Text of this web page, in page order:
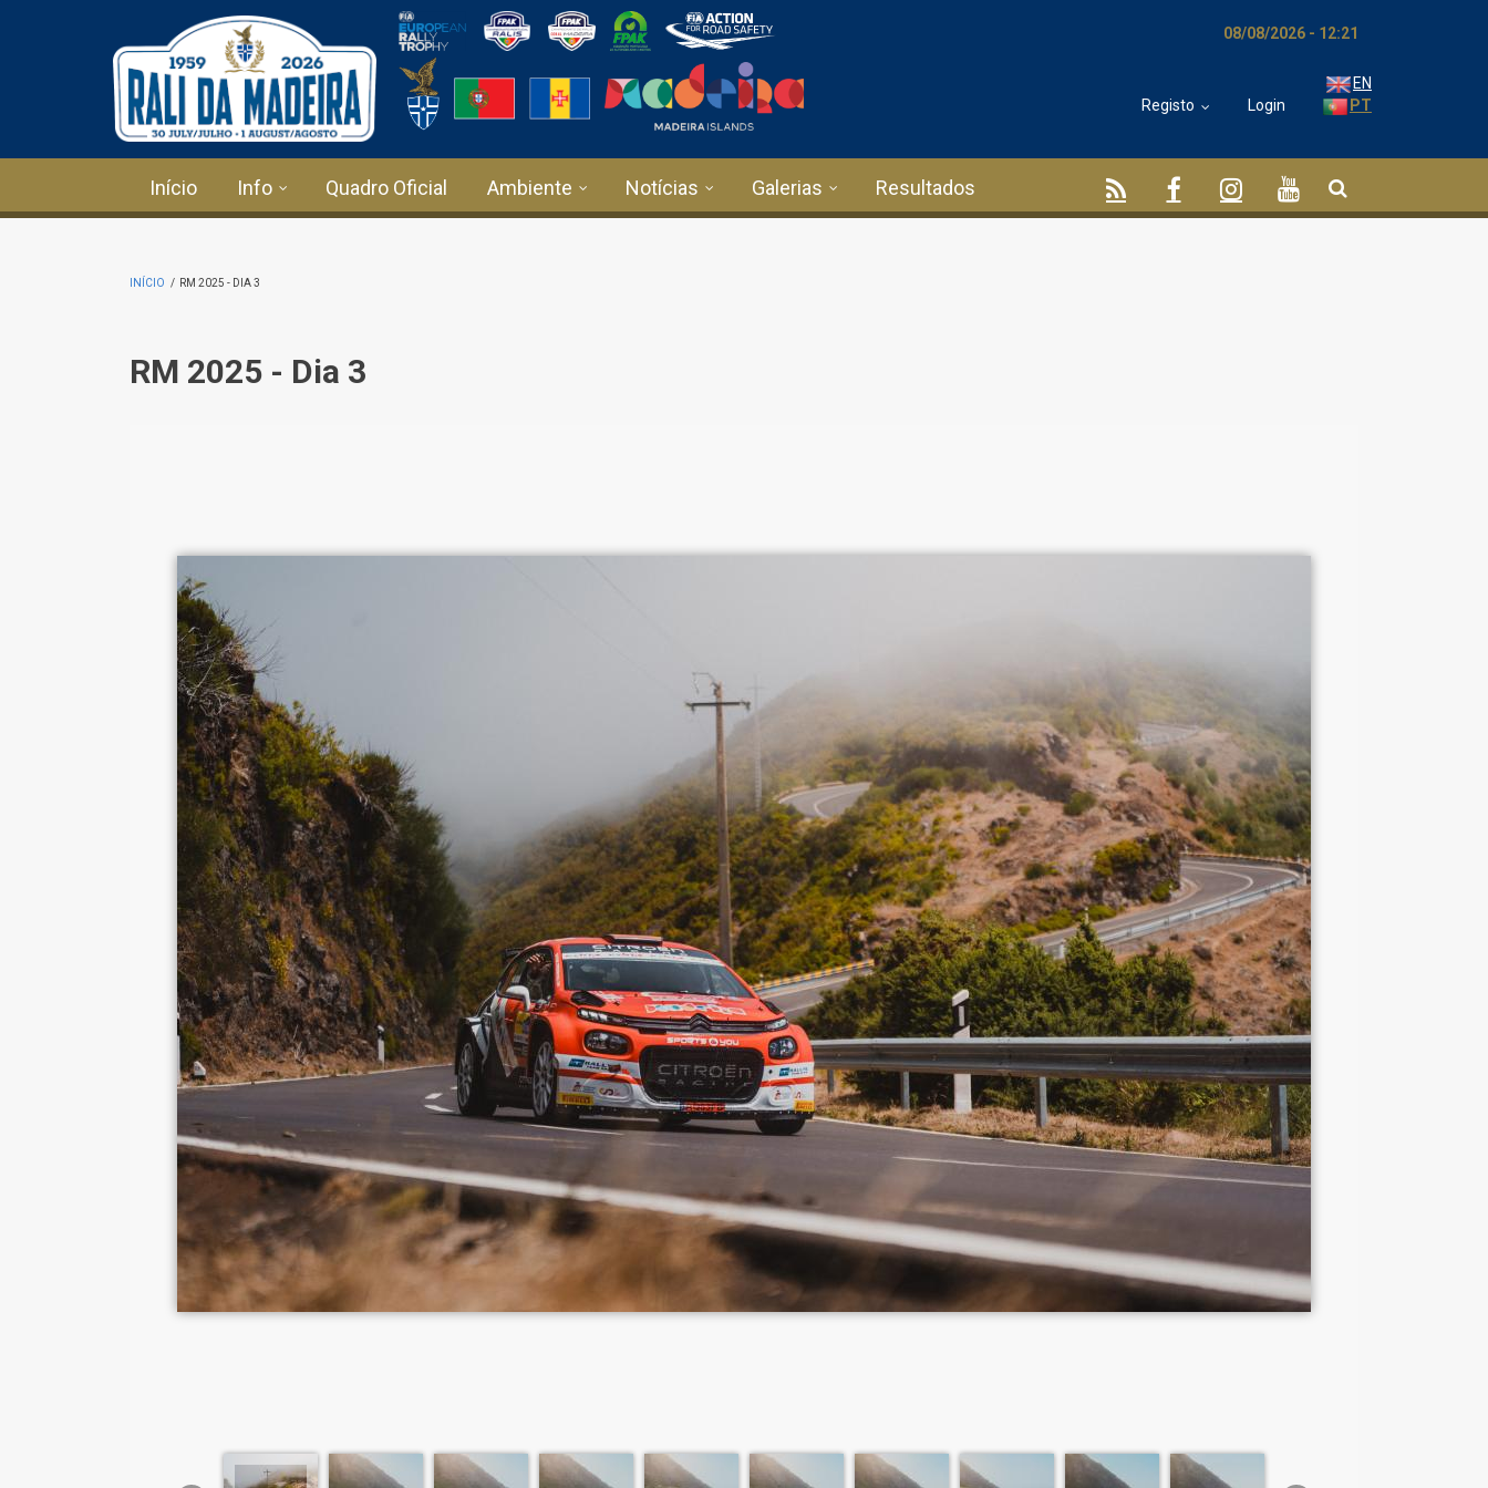
Passar para o conteúdo principal
08/08/2026 - 12:21
Registo Login
EN
PT
Início Info Quadro Oficial Ambiente Notícias Galerias Resultados
INÍCIO / RM 2025 - DIA 3
RM 2025 - Dia 3